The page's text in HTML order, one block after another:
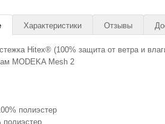
Характеристики Отзывы
Hitex® (100% защита от ветра и
MODEKA Mesh 2
полиэстер
полиэстер